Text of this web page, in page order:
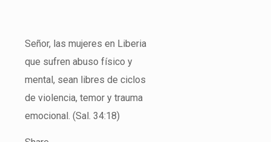
Señor, las mujeres en Liberia
que sufren abuso físico y
mental, sean libres de ciclos
de violencia, temor y trauma
emocional. (Sal. 34:18)